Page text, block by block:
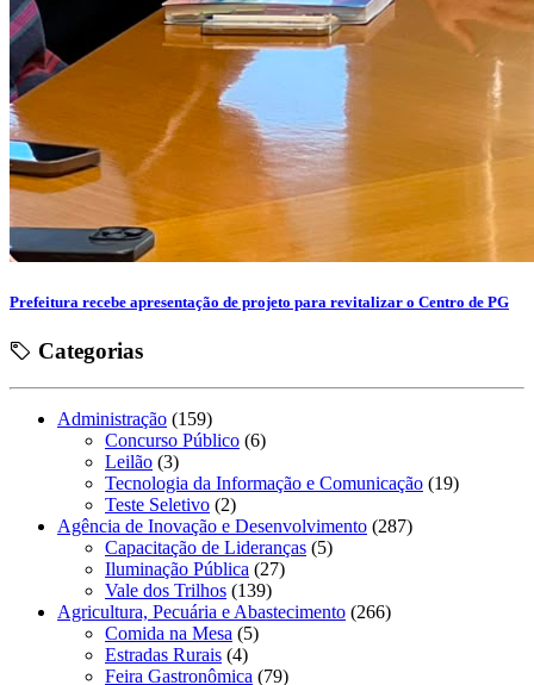
Prefeitura recebe apresentação de projeto para revitalizar o Centro de PG
Categorias
Administração (159)
Concurso Público (6)
Leilão (3)
Tecnologia da Informação e Comunicação (19)
Teste Seletivo (2)
Agência de Inovação e Desenvolvimento (287)
Capacitação de Lideranças (5)
Iluminação Pública (27)
Vale dos Trilhos (139)
Agricultura, Pecuária e Abastecimento (266)
Comida na Mesa (5)
Estradas Rurais (4)
Feira Gastronômica (79)